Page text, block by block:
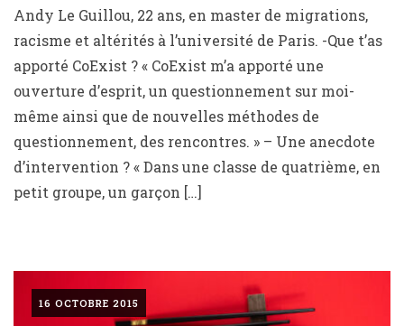
Andy Le Guillou, 22 ans, en master de migrations,
racisme et altérités à l’université de Paris. -Que t’as
apporté CoExist ? « CoExist m’a apporté une
ouverture d’esprit, un questionnement sur moi-
même ainsi que de nouvelles méthodes de
questionnement, des rencontres. » – Une anecdote
d’intervention ? « Dans une classe de quatrième, en
petit groupe, un garçon […]
16 OCTOBRE 2015